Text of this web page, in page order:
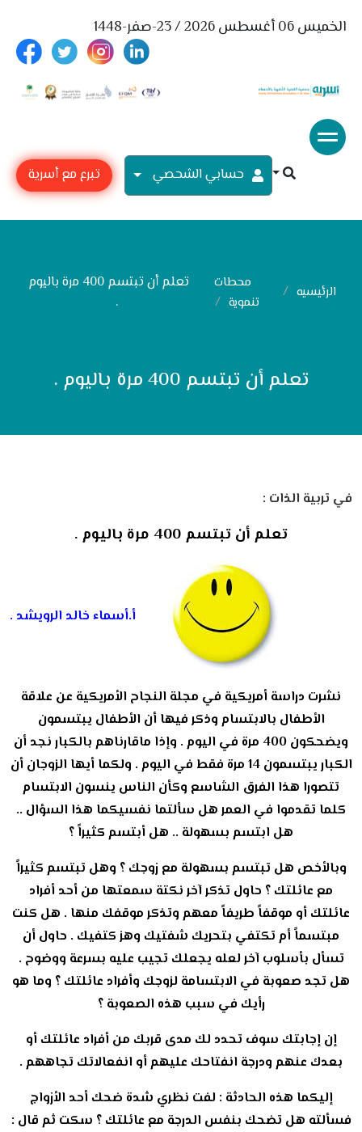
الخميس 06 أغسطس 2026 / 23-صفر-1448
حسابي الشحصي تبرع مع أسرية
الرئيسيه
محطات
تنموية
تعلم أن تبتسم 400 مرة باليوم
.
تعلم أن تبتسم 400 مرة باليوم .
في تربية الذات :
تعلم أن تبتسم 400 مرة باليوم .
أ.أسماء خالد الرويشد .
نشرت دراسة أمريكية في مجلة النجاح الأمريكية عن علاقة
الأطفال بالابتسام وذكر فيها أن الأطفال يبتسمون
ويضحكون 400 مرة في اليوم . وإذا ماقارناهم بالكبار نجد أن
الكبار يبتسمون 14 مرة فقط في اليوم . ولكما أيها الزوجان أن
تتصورا هذا الفرق الشاسع وكأن الناس ينسون الابتسام
كلما تقدموا في العمر هل سألتما نفسيكما هذا السؤال ..
هل ابتسم بسهولة .. هل أبتسم كثيراً ؟
وبالأخص هل تبتسم بسهولة مع زوجك ؟ وهل تبتسم كثيراً
مع عائلتك ؟ حاول تذكر آخر نكتة سمعتها من أحد أفراد
عائلتك أو موقفاً طريفاً معهم وتذكر موقفك منها . هل كنت
مبتسماً أم تكتفي بتحريك شفتيك وهز كتفيك . حاول أن
تسأل بأسلوب آخر لعله يجعلك تجيب عليه بسرعة ووضوح .
هل تجد صعوبة في الابتسامة لزوجك وأفراد عائلتك ؟ وما هو
رأيك في سبب هذه الصعوبة ؟
إن إجابتك سوف تحدد لك مدى قربك من أفراد عائلتك أو
بعدك عنهم ودرجة انفتاحك عليهم أو انفعالاتك تجاههم .
إليكما هذه الحادثة : لفت نظري شدة ضحك أحد الأزواج
فسألته هل تضحك بنفس الدرجة مع عائلتك ؟ سكت ثم قال :